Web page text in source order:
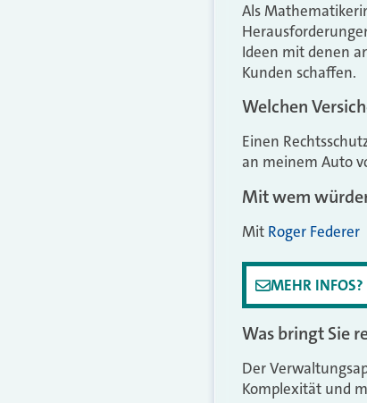
Als
Ideen mit denen
Kunden schaffen.
Welchen
Einen
an meinem Auto
Mit wem
Mit Roger Federer
MEHR INFOS?
Was bringt Sie
Der
Komplexität und